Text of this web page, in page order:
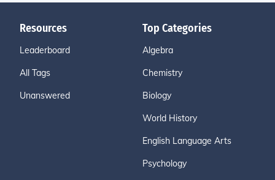
Resources
Leaderboard
All Tags
Unanswered
Top Categories
Algebra
Chemistry
Biology
World History
English Language Arts
Psychology